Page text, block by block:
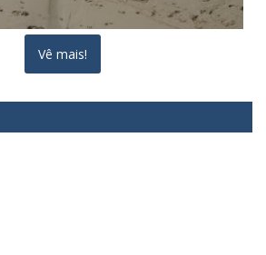
Vê mais!